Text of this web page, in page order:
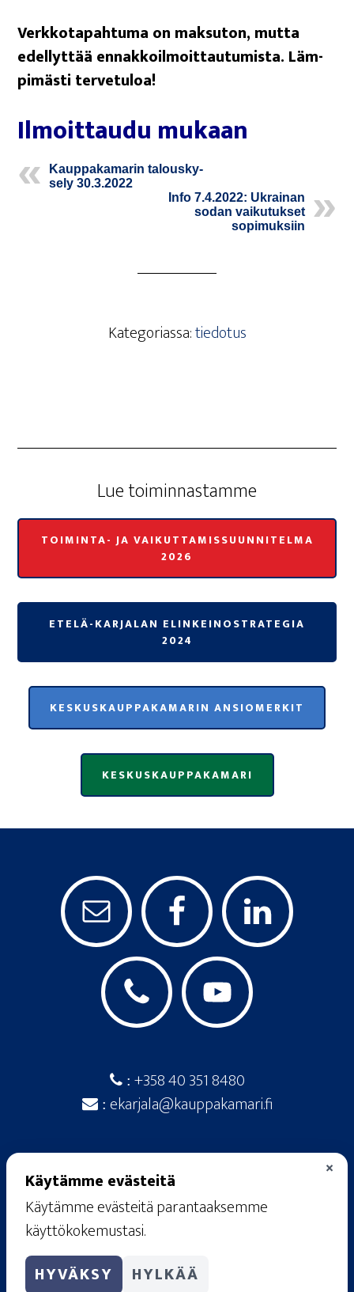
Verk­ko­ta­pah­tu­ma on mak­su­ton, mut­ta
edel­lyt­tää ennak­koil­moit­tau­tu­mis­ta. Läm­
pi­mäs­ti tervetuloa!
Ilmoit­tau­du mukaan
Kaup­pa­ka­ma­rin talous­ky­
se­ly 30.3.2022
Info 7.4.2022: Ukrai­nan
sodan vai­ku­tuk­set
sopimuksiin
Kategoriassa:tiedotus
Lue toi­min­nas­tam­me
TOIMINTA- JA VAIKUTTAMISSUUNNITELMA
2026
ETELÄ-KARJALAN ELINKEINOSTRATEGIA
2024
KESKUSKAUPPAKAMARIN ANSIOMERKIT
KESKUSKAUPPAKAMARI
: +358 40 351 8480
: ekarjala@kauppakamari.fi
© 2026· Etelä-Karjalan kauppakamari ·
Raatimiehenkatu 20 A, 53100 Lappeenranta
rekisteriseloste ·käyttöehdot
· evästekäytännöt
×
Käytämme evästeitä
Käytämme evästeitä parantaaksemme
käyttökokemustasi.
HYVÄKSY
HYLKÄÄ